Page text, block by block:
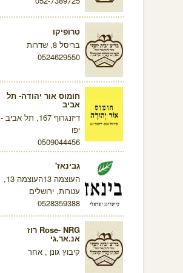
טרופיקו
בריסל 8, שדרות
0524629550
חומוס אור יהודה- תל
אביב
דיזנגרוף 167, תל אביב -
יפו
0509044456
גבינאז'
העוצמה 13העוצמה 13,
עטרות, ירושלים
0528359388
Rose- NRG רוז
אנ.אר.גי
קיבוץ גונן , אחר